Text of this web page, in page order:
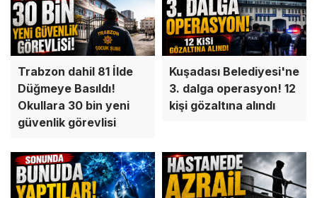
Trabzon dahil 81 İlde
Düğmeye Basıldı!
Okullara 30 bin yeni
güvenlik görevlisi
Kuşadası Belediyesi'ne
3. dalga operasyon! 12
kişi gözaltına alındı